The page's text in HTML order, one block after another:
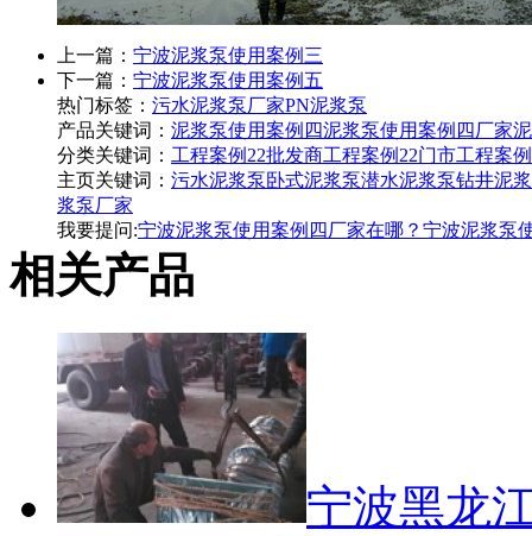
上一篇： 宁波泥浆泵使用案例三
下一篇： 宁波泥浆泵使用案例五
热门标签： 污水泥浆泵厂家PN泥浆泵
产品关键词： 泥浆泵使用案例四泥浆泵使用案例四厂家
分类关键词： 工程案例22批发商工程案例22门市工程案
主页关键词： 污水泥浆泵卧式泥浆泵潜水泥浆泵钻井泥
浆泵厂家
我要提问:宁波泥浆泵使用案例四厂家在哪？ 宁波泥浆泵
相关产品
宁波黑龙